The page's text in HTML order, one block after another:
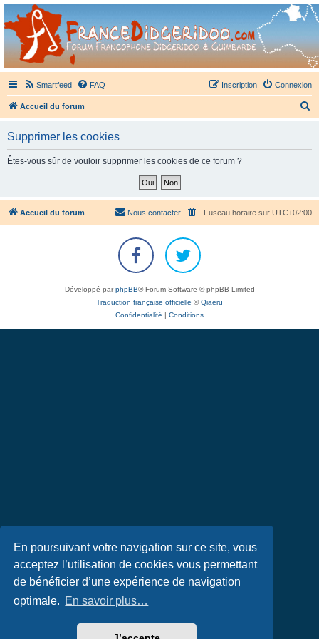
En poursuivant votre navigation sur ce site, vous
acceptez l’utilisation de cookies vous permettant
de bénéficier d’une expérience de navigation
optimale. En savoir plus…
France Didgeridoo
Didgeridoo et Guimbarde sur France Didgeridoo - retrouvez la communauté.
Smartfeed FAQ Connexion
Inscription
Accueil du forum
c
h
Supprimer les cookies
Êtes-vous sûr de vouloir supprimer les cookies de ce forum ?
Accueil du forum Fuseau horaire sur UTC+02:00
Nous contacter
Développé parphpBB® Forum Software © phpBB Limited
Traduction française officielle ©Qiaeru
Confidentialité
Conditions